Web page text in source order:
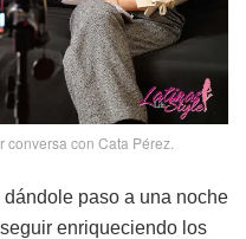
con Cata Pérez.
paso a una noche
enriqueciendo los